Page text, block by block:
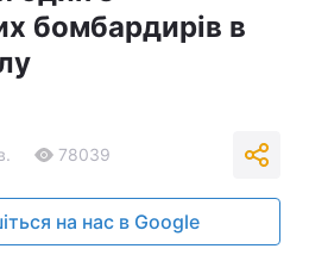
бомбардирів в
78039
на нас в Google